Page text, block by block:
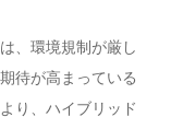
、環境規制が厳し
待が高まっている
り、ハイブリッド